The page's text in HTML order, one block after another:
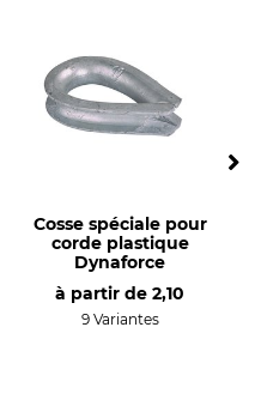
Charge max. du treuil
PoidsCosse spéciale pour
corde plastique
Dynaforce
à partir de 2,10
9 Variantes